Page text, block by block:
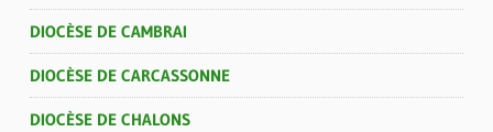
DIOCÈSE DE CAMBRAI
DIOCÈSE DE CARCASSONNE
DIOCÈSE DE CHALONS